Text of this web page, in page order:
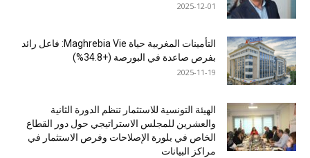
2025-12-01
التأمينات المغربية حياة Maghrebia Vie: فاعل رائد
بفرص صاعدة في البورصة (+34.8%)
2025-11-19
الهيئة التونسية للاستثمار تنظم الدورة الثانية
والعشرين للمجلس الاستراتيجي حول دور القطاع
الخاص في بلورة الإصلاحات وفرص الاستثمار في
مراكز البيانات